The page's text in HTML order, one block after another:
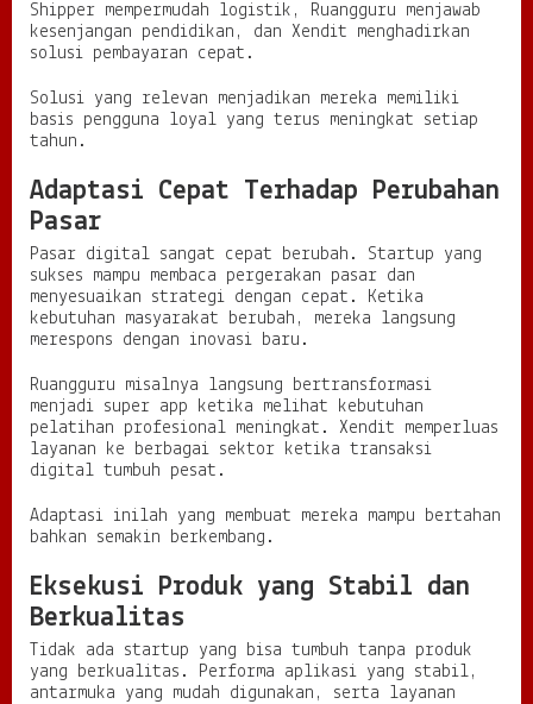
Shipper mempermudah logistik, Ruangguru menjawab
kesenjangan pendidikan, dan Xendit menghadirkan
solusi pembayaran cepat.
Solusi yang relevan menjadikan mereka memiliki
basis pengguna loyal yang terus meningkat setiap
tahun.
Adaptasi Cepat Terhadap Perubahan
Pasar
Pasar digital sangat cepat berubah. Startup yang
sukses mampu membaca pergerakan pasar dan
menyesuaikan strategi dengan cepat. Ketika
kebutuhan masyarakat berubah, mereka langsung
merespons dengan inovasi baru.
Ruangguru misalnya langsung bertransformasi
menjadi super app ketika melihat kebutuhan
pelatihan profesional meningkat. Xendit memperluas
layanan ke berbagai sektor ketika transaksi
digital tumbuh pesat.
Adaptasi inilah yang membuat mereka mampu bertahan
bahkan semakin berkembang.
Eksekusi Produk yang Stabil dan
Berkualitas
Tidak ada startup yang bisa tumbuh tanpa produk
yang berkualitas. Performa aplikasi yang stabil,
antarmuka yang mudah digunakan, serta layanan